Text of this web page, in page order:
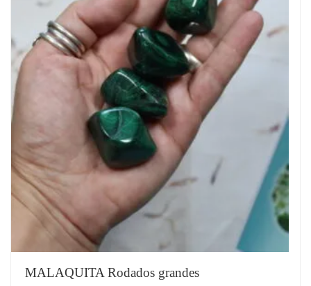
MALAQUITA Rodados grandes